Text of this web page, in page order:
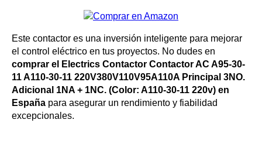
Este contactor es una inversión inteligente para mejorar
el control eléctrico en tus proyectos. No dudes en
comprar el Electrics Contactor Contactor AC A95-30-
11 A110-30-11 220V380V110V95A110A Principal 3NO.
Adicional 1NA + 1NC. (Color: A110-30-11 220v) en
España para asegurar un rendimiento y fiabilidad
excepcionales.